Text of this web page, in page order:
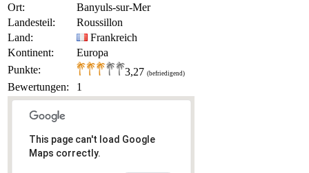
Ort:
Banyuls-sur-Mer
Landesteil:
Roussillon
Land:
Frankreich
Kontinent:
Europa
Punkte:
3,27 (befriedigend)
Bewertungen: 1
This page can't load Google
Maps correctly.